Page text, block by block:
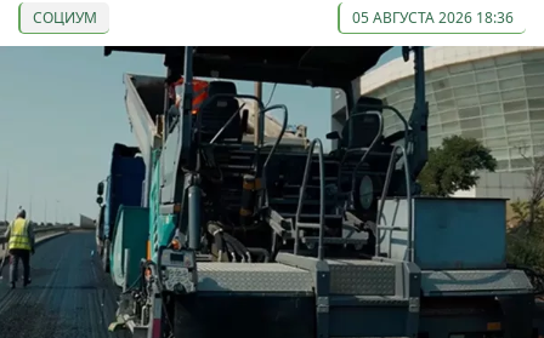
СОЦИУМ 05 АВГУСТА 2026 18:36